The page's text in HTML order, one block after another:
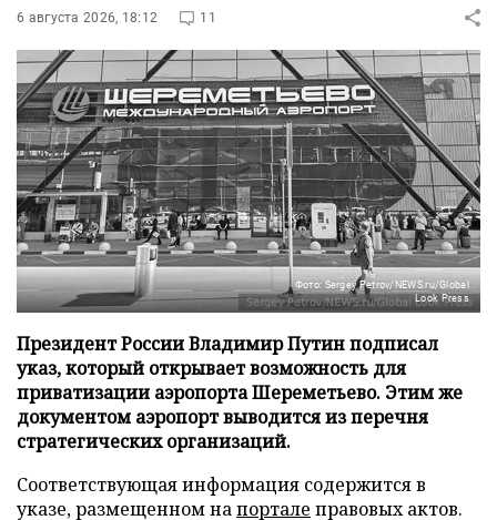
6 августа 2026, 18:12 11
Фото: Sergey Petrov/NEWS.ru/Global
Look Press
Президент России Владимир Путин подписал
указ, который открывает возможность для
приватизации аэропорта Шереметьево. Этим же
документом аэропорт выводится из перечня
стратегических организаций.
Соответствующая информация содержится в
указе, размещенном напортале правовых актов.